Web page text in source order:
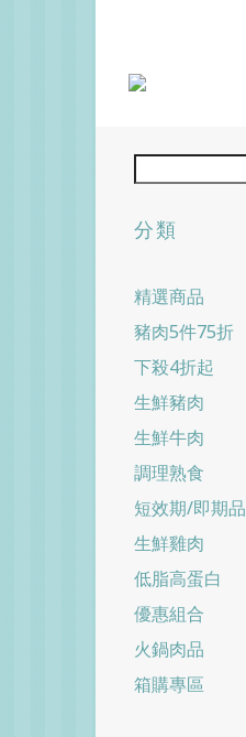
分類
精選商品
豬肉5件75折
下殺4折起
生鮮豬肉
生鮮牛肉
調理熟食
短效期/即期品
生鮮雞肉
低脂高蛋白
優惠組合
火鍋肉品
箱購專區